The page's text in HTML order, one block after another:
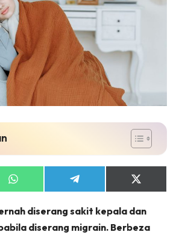
Share
on
Share
on
Share
on
(Twitter)
diserang sakit kepala dan
diserang migrain. Berbeza